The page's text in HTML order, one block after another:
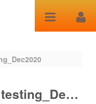
-
Electronics - ViL testing_Dec2020